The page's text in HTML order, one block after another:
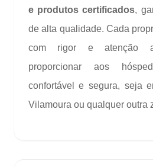
e produtos certificados,
de alta qualidade. Cada
com rigor e atenção
proporcionar aos
confortável e segura, seja
Vilamoura ou qualquer outra